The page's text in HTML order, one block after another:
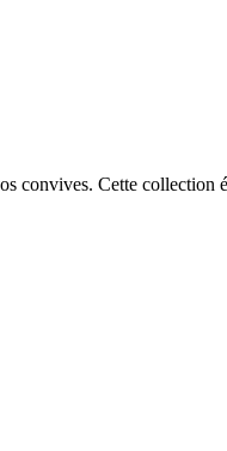
Cette collection